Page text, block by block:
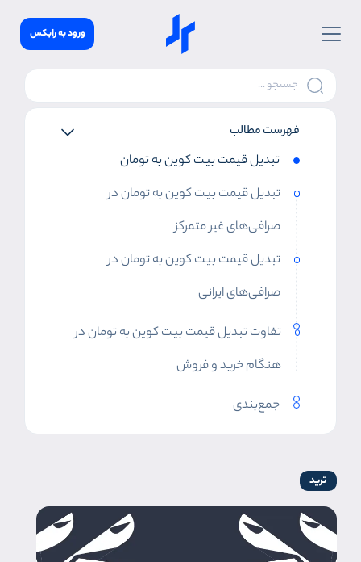
ورود به رابکس
فهرست مطالب
تبدیل قیمت بیت کوین به تومان
تبدیل قیمت بیت کوین به تومان در
صرافی‌های غیر متمرکز
تبدیل قیمت بیت کوین به تومان در
صرافی‌های ایرانی
تفاوت تبدیل قیمت بیت کوین به تومان در
هنگام خرید و فروش
جمع‌بندی
ترید